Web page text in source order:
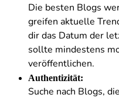
Die besten Blogs
greifen aktuelle
dir das Datum der
sollte mindestens
veröffentlichen.
Authentizität:
Suche nach Blogs,